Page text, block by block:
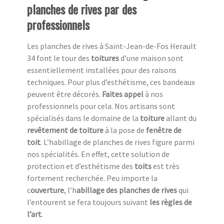
planches de rives par des
professionnels
Les planches de rives à Saint-Jean-de-Fos Herault
34 font le tour des toituresd’une maison sont
essentiellement installées pour des raisons
techniques. Pour plus d’esthétisme, ces bandeaux
peuvent être décorés. Faites appelà nos
professionnels pour cela. Nos artisans sont
spécialisés dans le domaine de la toitureallant du
revêtement de toitureà la pose de fenêtre de
toit. L’habillage de planches de rives figure parmi
nos spécialités. En effet, cette solution de
protection et d’esthétisme des toitsest très
fortement recherchée. Peu importe la
couverture, l’habillage des planches de rivesqui
l’entourent se fera toujours suivant les règles de
l’art.